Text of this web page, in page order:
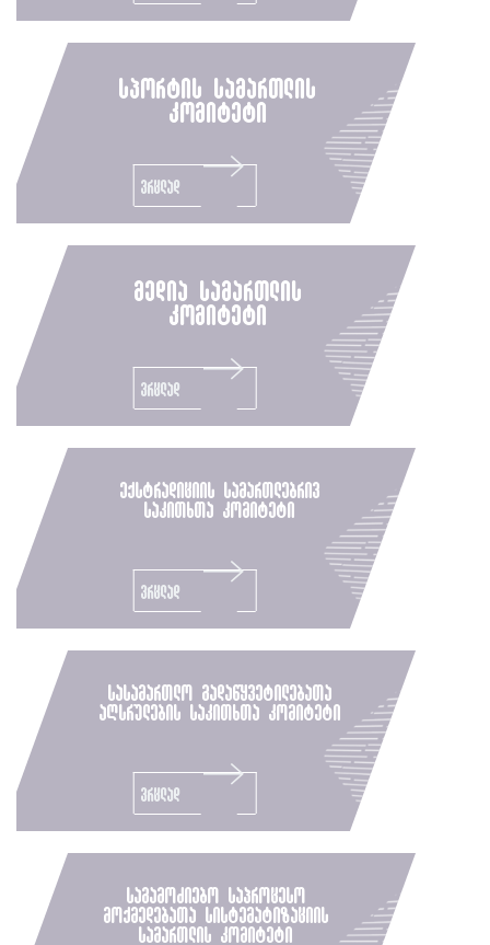
სპორტის სამართლის
კომიტეტი
ვრცლად
მედია სამართლის
კომიტეტი
ვრცლად
ექსტრადიციის სამართლებრივ
საკითხთა კომიტეტი
ვრცლად
სასამართლო გადაწყვეტილებათა
აღსრულების საკითხთა კომიტეტი
ვრცლად
საგამოძიებო საპროცესო
მოქმედებათა სისტემატიზაციის
სამართლის კომიტეტი